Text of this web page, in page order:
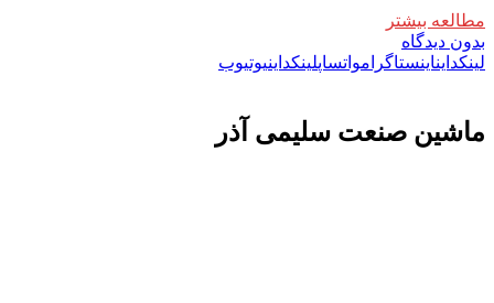
مطالعه بیشتر
بدون دیدگاه
لینکدایناینستاگرامواتساپلینکداینیوتیوب
ماشين صنعت سليمی آذر